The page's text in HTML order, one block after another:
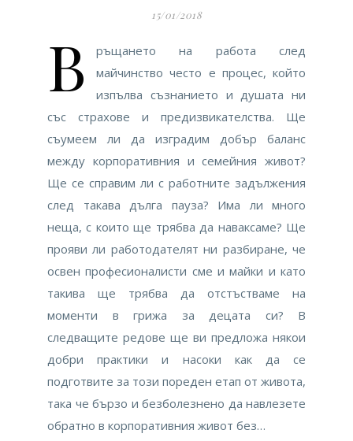
15/01/2018
В
ръщането на работа след
майчинство често е процес, който
изпълва съзнанието и душата ни
със страхове и предизвикателства. Ще
съумеем ли да изградим добър баланс
между корпоративния и семейния живот?
Ще се справим ли с работните задължения
след такава дълга пауза? Има ли много
неща, с които ще трябва да наваксаме? Ще
прояви ли работодателят ни разбиране, че
освен професионалисти сме и майки и като
такива ще трябва да отстъстваме на
моменти в грижа за децата си? В
следващите редове ще ви предложа някои
добри практики и насоки как да се
подготвите за този пореден етап от живота,
така че бързо и безболезнено да навлезете
обратно в корпоративния живот без…